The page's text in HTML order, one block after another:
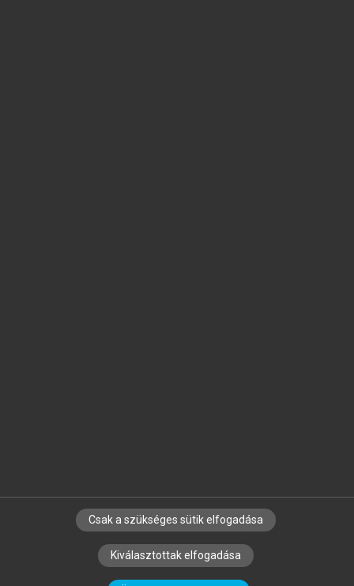
SZERZŐKNEK CÉGEKNEK KÖNYVTÁROSOKNAK
SZERKESZTÉSI ÉS LEKTORÁLÁSI ALAPELVEK
Csak a szükséges sütik elfogadása
Kiválasztottak elfogadása